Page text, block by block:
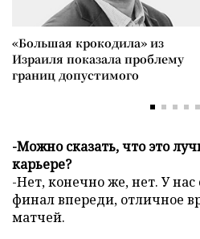
«Большая крокодила» из
Израиля показала проблему
границ допустимого
-Можно сказать, что это
карьере?
-Нет, конечно же, нет. У
финал впереди, отличное
матчей.